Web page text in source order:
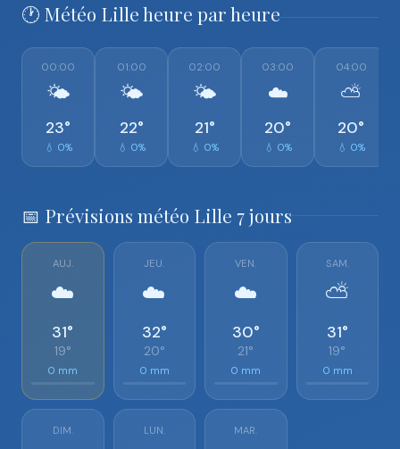
🕐 Météo Lille heure par heure
00:00
🌤️
23°
💧 0%
01:00
🌤️
22°
💧 0%
02:00
🌤️
21°
💧 0%
03:00
☁️
20°
💧 0%
04:00
⛅
20°
💧 0%
📅 Prévisions météo Lille 7 jours
AUJ.
☁️
31°
19°
0 mm
JEU.
☁️
32°
20°
0 mm
VEN.
☁️
30°
21°
0 mm
SAM.
⛅
31°
19°
0 mm
DIM. LUN. MAR.